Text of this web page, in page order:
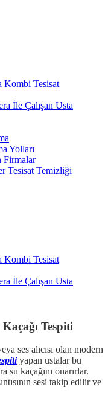
Kombi Tesisat
İle Çalışan Usta
Yolları
Firmalar
Tesisat Temizliği
Kombi Tesisat
İle Çalışan Usta
Tespiti
ses alıcısı olan modern
yapan ustalar bu
su kaçağını onarırlar.
sesi takip edilir ve